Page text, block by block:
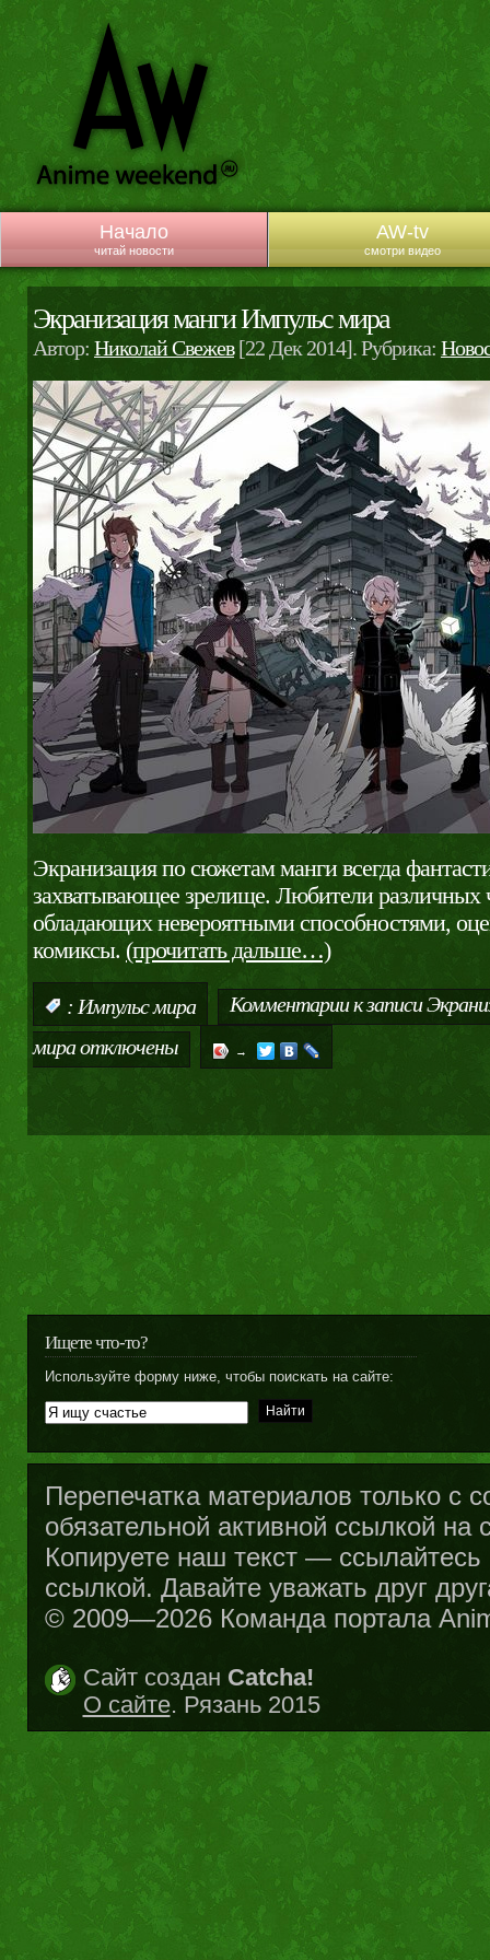
Начало
читай новости
AW-tv
смотри видео
Экранизация манги Импульс мира
Автор: Николай Свежев[22 Дек 2014]. Рубрика:
Экранизация по сюжетам манги всегда
захватывающее зрелище. Любители различных
обладающих невероятными способностями,
комиксы. (прочитать дальше…)
: Импульс мира Комментариик записи
мираотключены →
Ищете что-то?
Используйте форму ниже, чтобы поискать на сайте:
Перепечатка материалов только с
обязательной активной ссылкой на
Копируете наш текст —
ссылкой. Давайте уважать друг
© 2009—2026 Команда портала
Сайт создан Catcha!
О сайте. Рязань 2015